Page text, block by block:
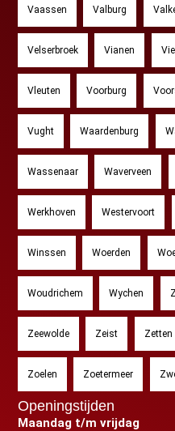
Vaassen Valburg
Velserbroek Vianen
Vleuten Voorburg
Vught Waardenburg
Wassenaar Waverveen
Werkhoven Westervoort
Winssen Woerden
Woudrichem Wychen
Zeewolde Zeist Zetten
Zoelen Zoetermeer
Openingstijden
Maandag t/m vrijdag